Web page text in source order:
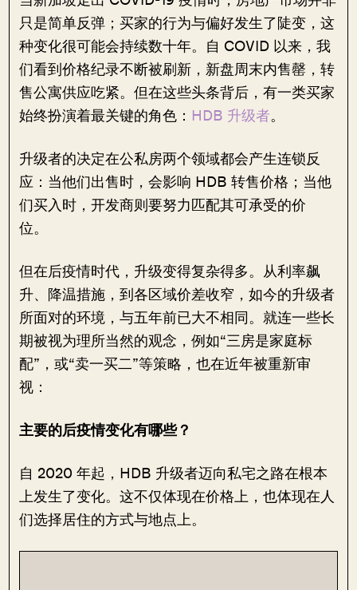
只是简单反弹；买家的行为与偏好发生了陡变，这
种变化很可能会持续数十年。自 COVID 以来，我
们看到价格纪录不断被刷新，新盘周末内售罄，转
售公寓供应吃紧。但在这些头条背后，有一类买家
始终扮演着最关键的角色： HDB 升级者。
升级者的决定在公私房两个领域都会产生连锁反
应：当他们出售时，会影响 HDB 转售价格；当他
们买入时，开发商则要努力匹配其可承受的价
位。
但在后疫情时代，升级变得复杂得多。从利率飙
升、降温措施，到各区域价差收窄，如今的升级者
所面对的环境，与五年前已大不相同。就连一些长
期被视为理所当然的观念，例如“三房是家庭标
配”，或“卖一买二”等策略，也在近年被重新审
视：
主要的后疫情变化有哪些？
自 2020 年起，HDB 升级者迈向私宅之路在根本
上发生了变化。这不仅体现在价格上，也体现在人
们选择居住的方式与地点上。